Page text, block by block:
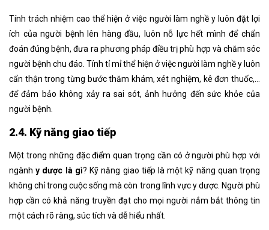
Tính trách nhiệm cao thể hiện ở việc người làm nghề y luôn đặt lợi
ích của người bệnh lên hàng đầu, luôn nỗ lực hết mình để chẩn
đoán đúng bệnh, đưa ra phương pháp điều trị phù hợp và chăm sóc
người bệnh chu đáo. Tính tỉ mỉ thể hiện ở việc người làm nghề y luôn
cẩn thận trong từng bước thăm khám, xét nghiệm, kê đơn thuốc,…
để đảm bảo không xảy ra sai sót, ảnh hưởng đến sức khỏe của
người bệnh.
2.4. Kỹ năng giao tiếp
Một trong những đặc điểm quan trọng cần có ở người phù hợp với
ngành y dược là gì? Kỹ năng giao tiếp là một kỹ năng quan trọng
không chỉ trong cuộc sống mà còn trong lĩnh vực y dược. Người phù
hợp cần có khả năng truyền đạt cho mọi người nắm bắt thông tin
một cách rõ ràng, súc tích và dễ hiểu nhất.